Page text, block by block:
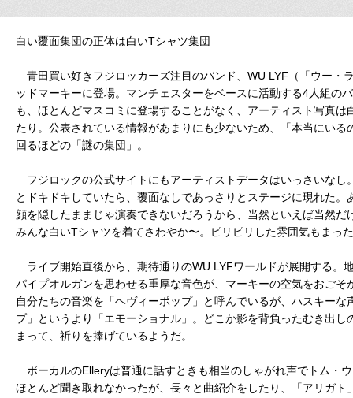
白い覆面集団の正体は白いTシャツ集団
青田買い好きフジロッカーズ注目のバンド、WU LYF（「ウー・
ッドマーキーに登場。マンチェスターをベースに活動する4人組の
も、ほとんどマスコミに登場することがなく、アーティスト写真
たり。公表されている情報があまりにも少ないため、「本当にい
回るほどの「謎の集団」。
フジロックの公式サイトにもアーティストデータはいっさいな
とドキドキしていたら、覆面なしであっさりとステージに現れた
顔を隠したままじゃ演奏できないだろうから、当然といえば当然
みんな白いTシャツを着てさわやか〜。ピリピリした雰囲気もまっ
ライブ開始直後から、期待通りのWU LYFワールドが展開する。
パイプオルガンを思わせる重厚な音色が、マーキーの空気をおごそ
自分たちの音楽を「ヘヴィーポップ」と呼んでいるが、ハスキー
プ」というより「エモーショナル」。どこか影を背負ったむき出
まって、祈りを捧げているようだ。
ボーカルのElleryは普通に話すときも相当のしゃがれ声でトム・
ほとんど聞き取れなかったが、長々と曲紹介をしたり、「アリガト